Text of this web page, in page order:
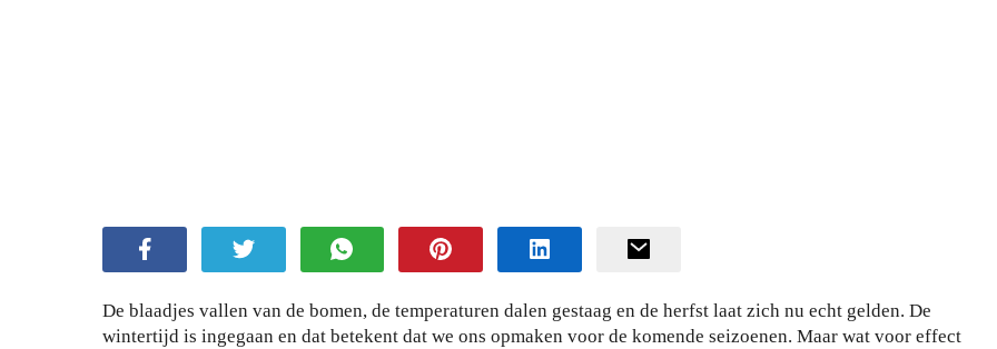
De blaadjes vallen van de bomen, de temperaturen dalen gestaag en de herfst laat zich nu echt gelden. De
wintertijd is ingegaan en dat betekent dat we ons opmaken voor de komende seizoenen. Maar wat voor effect